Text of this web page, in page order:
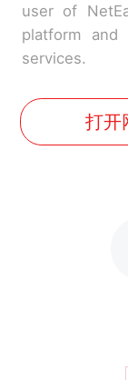
user of
platform and
services.
打开